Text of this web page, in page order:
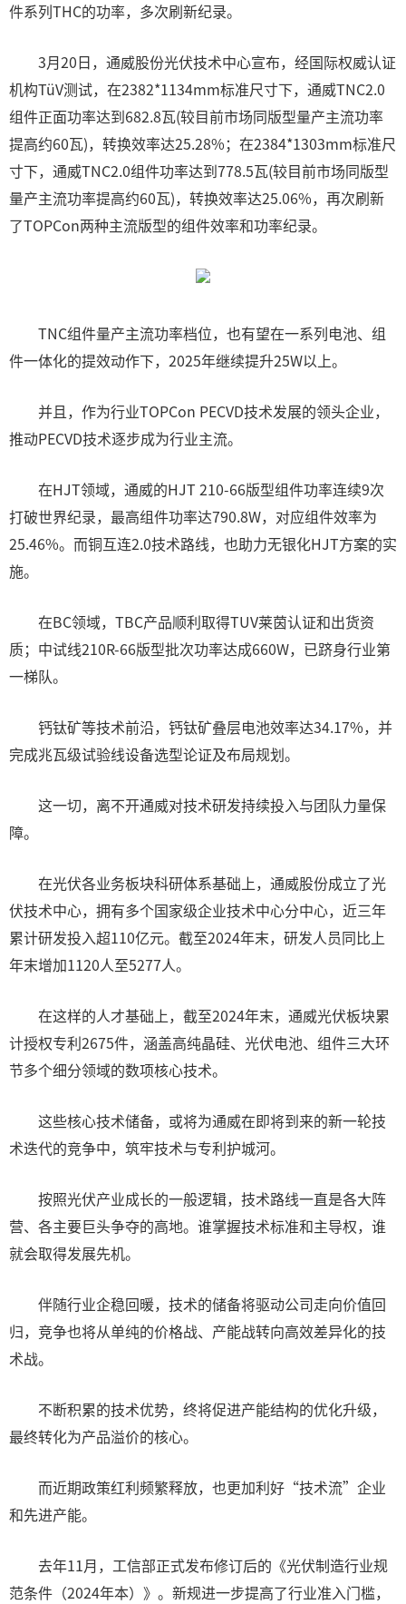
件系列THC的功率，多次刷新纪录。
3月20日，通威股份光伏技术中心宣布，经国际权威认证
机构TüV测试，在2382*1134mm标准尺寸下，通威TNC2.0
组件正面功率达到682.8瓦(较目前市场同版型量产主流功率
提高约60瓦)，转换效率达25.28%；在2384*1303mm标准尺
寸下，通威TNC2.0组件功率达到778.5瓦(较目前市场同版型
量产主流功率提高约60瓦)，转换效率达25.06%，再次刷新
了TOPCon两种主流版型的组件效率和功率纪录。
TNC组件量产主流功率档位，也有望在一系列电池、组
件一体化的提效动作下，2025年继续提升25W以上。
并且，作为行业TOPCon PECVD技术发展的领头企业，
推动PECVD技术逐步成为行业主流。
在HJT领域，通威的HJT 210-66版型组件功率连续9次
打破世界纪录，最高组件功率达790.8W，对应组件效率为
25.46%。而铜互连2.0技术路线，也助力无银化HJT方案的实
施。
在BC领域，TBC产品顺利取得TUV莱茵认证和出货资
质；中试线210R-66版型批次功率达成660W，已跻身行业第
一梯队。
钙钛矿等技术前沿，钙钛矿叠层电池效率达34.17%，并
完成兆瓦级试验线设备选型论证及布局规划。
这一切，离不开通威对技术研发持续投入与团队力量保
障。
在光伏各业务板块科研体系基础上，通威股份成立了光
伏技术中心，拥有多个国家级企业技术中心分中心，近三年
累计研发投入超110亿元。截至2024年末，研发人员同比上
年末增加1120人至5277人。
在这样的人才基础上，截至2024年末，通威光伏板块累
计授权专利2675件，涵盖高纯晶硅、光伏电池、组件三大环
节多个细分领域的数项核心技术。
这些核心技术储备，或将为通威在即将到来的新一轮技
术迭代的竞争中，筑牢技术与专利护城河。
按照光伏产业成长的一般逻辑，技术路线一直是各大阵
营、各主要巨头争夺的高地。谁掌握技术标准和主导权，谁
就会取得发展先机。
伴随行业企稳回暖，技术的储备将驱动公司走向价值回
归，竞争也将从单纯的价格战、产能战转向高效差异化的技
术战。
不断积累的技术优势，终将促进产能结构的优化升级，
最终转化为产品溢价的核心。
而近期政策红利频繁释放，也更加利好“技术流”企业
和先进产能。
去年11月，工信部正式发布修订后的《光伏制造行业规
范条件（2024年本）》。新规进一步提高了行业准入门槛，